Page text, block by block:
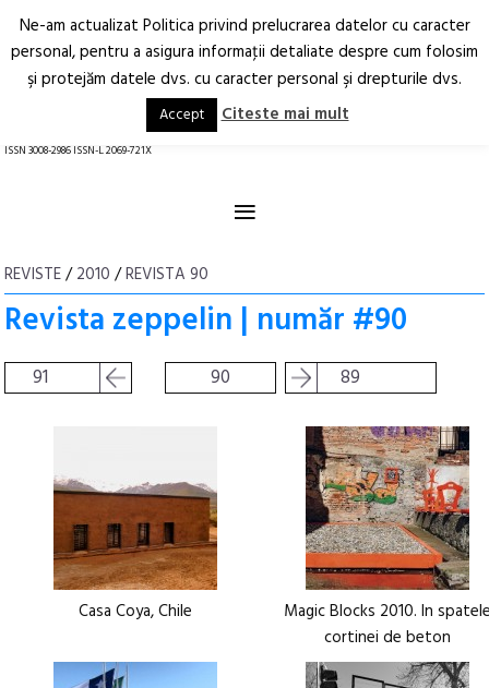
Arhitectură.
Oraș.
RO EN
ISSN 3008-2986 ISSN-L 2069-721X
≡
REVISTE/2010 /REVISTA 90
Revista zeppelin | număr #90
91 90 89
Casa Coya, Chile
Magic Blocks 2010. In
cortinei de beton
Ne-am actualizat Politica privind prelucrarea datelor cu caracter
personal, pentru a asigura informaţii detaliate despre cum folosim
şi protejăm datele dvs. cu caracter personal şi drepturile dvs.
Accept Citeste mai mult
Init failed: Galleria could not find the element "undefined".